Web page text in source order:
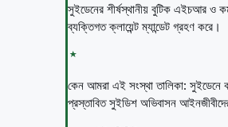
সুইডেনের শীর্ষস্থানীয় বুটিক এইচআর ও
ব্যক্তিগত ক্লায়েন্ট ম্যান্ডেট গ্রহণ করে।
কেন আমরা এই সংস্থা তালিকা: সুইডেনে
প্রস্তাবিত সুইডিশ অভিবাসন